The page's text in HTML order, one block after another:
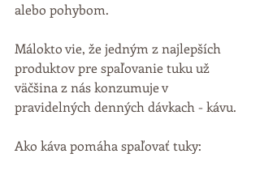
alebo pohybom.
Málokto vie, že jedným z najlepších
produktov pre spaľovanie tuku už
väčšina z nás konzumuje v
pravidelných denných dávkach - kávu.
Ako káva pomáha spaľovať tuky: